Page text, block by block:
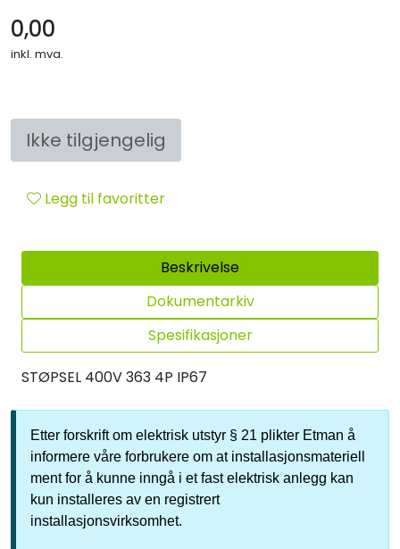
0,00
inkl. mva.
Ikke tilgjengelig
Legg til favoritter
Beskrivelse
Dokumentarkiv
Spesifikasjoner
STØPSEL 400V 363 4P IP67
Etter forskrift om elektrisk utstyr § 21 plikter Etman å
informere våre forbrukere om at installasjonsmateriell
ment for å kunne inngå i et fast elektrisk anlegg kan
kun installeres av en registrert
installasjonsvirksomhet.
Kabler
Outlet